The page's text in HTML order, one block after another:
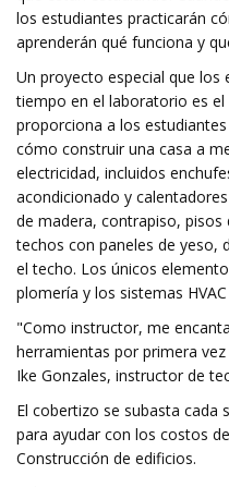
los estudiantes practicarán
aprenderán qué funciona y
Un proyecto especial que
tiempo en el laboratorio es el
proporciona a los
cómo construir una casa a
electricidad, incluidos
acondicionado y
de madera, contrapiso,
techos con paneles de yeso,
el techo. Los únicos
plomería y los sistemas
"Como instructor, me
herramientas por primera
Ike Gonzales, instructor de
El cobertizo se subasta cada
para ayudar con los costos
Construcción de edificios.